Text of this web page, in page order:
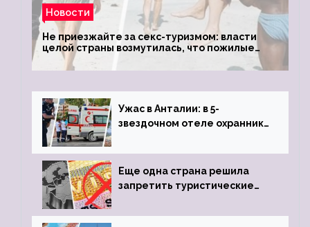
Новости
Не приезжайте за секс-туризмом: власти
целой страны возмутилась, что пожилые
туристки массово едут к ним, чтобы
обзавестись молодыми любовниками
Ужас в Анталии: в 5-
звездочном отеле охранник
пистолета
Еще одна страна решила
запретить туристические